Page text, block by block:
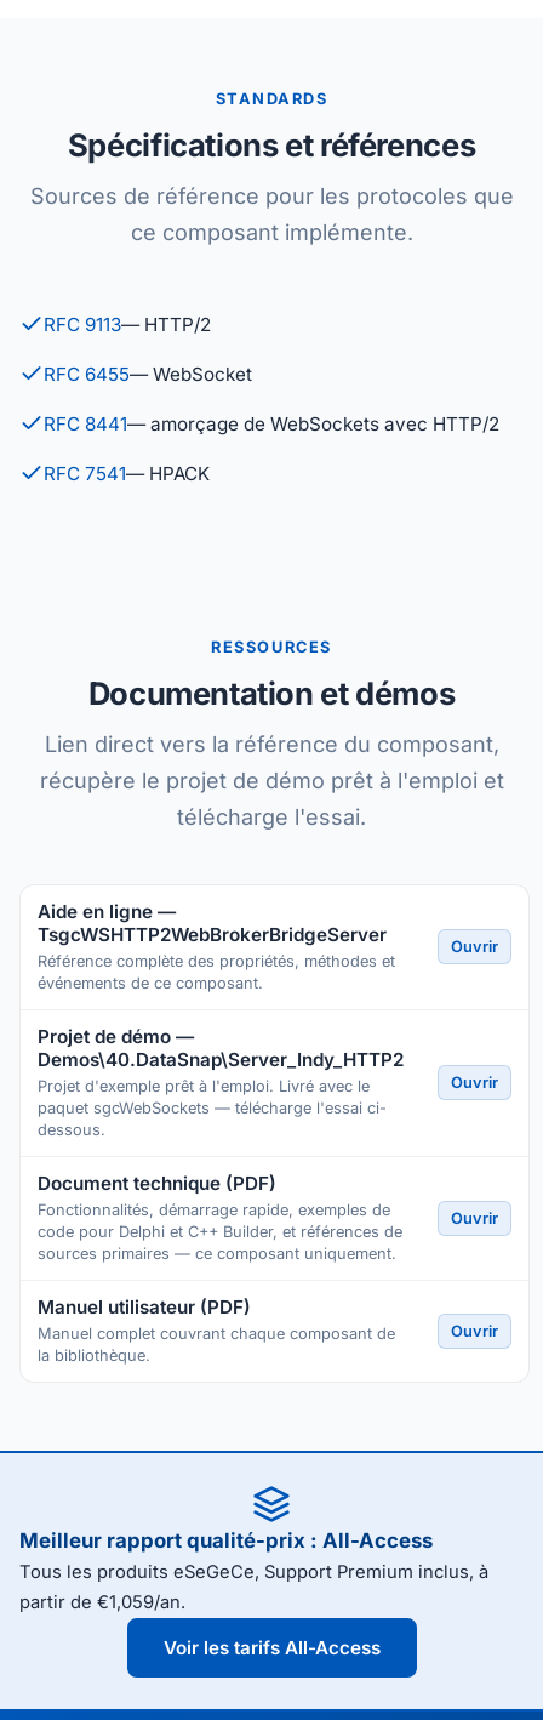
STANDARDS
Spécifications et références
Sources de référence pour les protocoles que
ce composant implémente.
RFC 9113— HTTP/2
RFC 6455— WebSocket
RFC 8441— amorçage de WebSockets avec HTTP/2
RFC 7541— HPACK
RESSOURCES
Documentation et démos
Lien direct vers la référence du composant,
récupère le projet de démo prêt à l'emploi et
télécharge l'essai.
Aide en ligne —
TsgcWSHTTP2WebBrokerBridgeServer
Référence complète des propriétés, méthodes et
événements de ce composant.
Ouvrir
Projet de démo —
Demos\40.DataSnap\Server_Indy_HTTP2
Projet d'exemple prêt à l'emploi. Livré avec le
paquet sgcWebSockets — télécharge l'essai ci-
dessous.
Ouvrir
Document technique (PDF)
Fonctionnalités, démarrage rapide, exemples de
code pour Delphi et C++ Builder, et références de
sources primaires — ce composant uniquement.
Ouvrir
Manuel utilisateur (PDF)
Manuel complet couvrant chaque composant de
la bibliothèque.
Ouvrir
Meilleur rapport qualité-prix : All-Access
Tous les produits eSeGeCe, Support Premium inclus, à
partir de €1,059/an.
Voir les tarifs All-Access